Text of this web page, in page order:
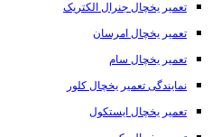
تعمیر یخچال جنرال الکتریک
تعمیر یخچال امرسان
تعمیر یخچال سام
نمایندگی تعمیر یخچال کلور
تعمیر یخچال ایستکول